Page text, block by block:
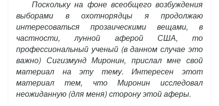
Поскольку на фоне всеобщего возбуждения
выборами в охотнорядцы я продолжаю
интересоваться прозаическими вещами, в
частности, лунной аферой США, то
профессиональный ученый (в данном случае это
важно) Сигизмунд Миронин, прислал мне свой
материал на эту тему. Интересен этот
материал тем, что Миронин исследовал
неожиданную (для меня) сторону этой аферы.